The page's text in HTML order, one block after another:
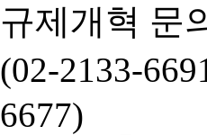
규제개혁 문
(02-2133-
6677)